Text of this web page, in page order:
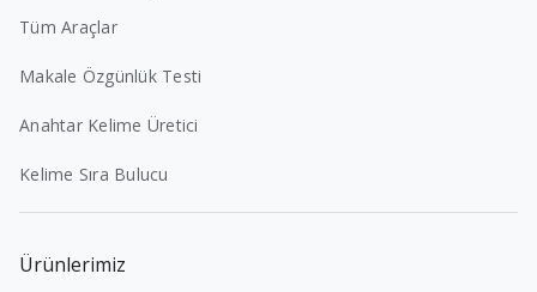
Tüm Araçlar
Makale Özgünlük Testi
Anahtar Kelime Üretici
Kelime Sıra Bulucu
Ürünlerimiz